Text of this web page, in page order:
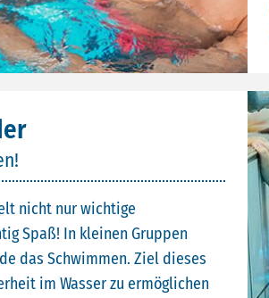
nicht nur wichtige
Spaß! In kleinen Gruppen
das Schwimmen. Ziel dieses
im Wasser zu ermöglichen